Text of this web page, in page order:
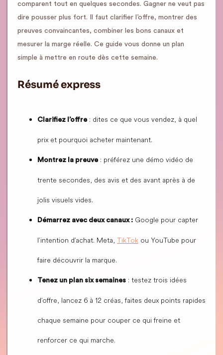
comparent tout en quelques secondes. Gagner ne veut pas
dire pousser plus fort. Il faut clarifier l’offre, montrer des
preuves convaincantes, combiner les bons canaux et
mesurer la marge réelle. Ce guide vous donne un plan
simple à mettre en route dès cette semaine.
Résumé express
Clarifiez l’offre: dites ce que vous vendez, à quel
prix et pourquoi acheter maintenant.
Montrez la preuve: préférez une démo vidéo de
trente secondes, des avis et des avant après à de
jolis visuels vides.
Démarrez avec deux canaux : Google pour capter
l’intention d’achat. Meta, TikTok ou YouTube pour
faire découvrir la marque.
Tenez un plan six semaines : testez trois idées
d’offre, lancez 6 à 12 créas, faites deux points rapides
chaque semaine pour couper ce qui freine et
renforcer ce qui marche.